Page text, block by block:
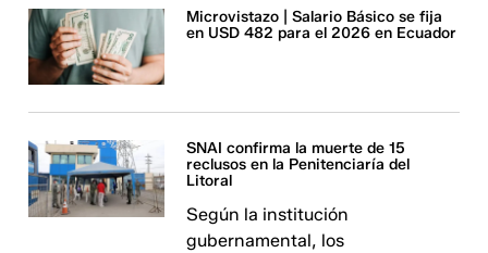
Microvistazo | Salario Básico se fija
en USD 482 para el 2026 en Ecuador
SNAI confirma la muerte de 15
reclusos en la Penitenciaría del
Litoral
Según la institución
gubernamental, los